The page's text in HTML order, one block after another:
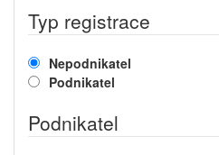
Typ registrace
Nepodnikatel
Podnikatel
Podnikatel